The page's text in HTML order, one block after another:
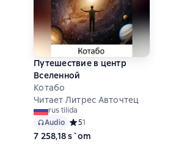
0 оценок
Путешествие в центр
Вселенной
Котабо
Читает Литрес Авточтец
rus tilida
Audio Средний рейтинг 5 на основе 1
51
7 258,18 s`om